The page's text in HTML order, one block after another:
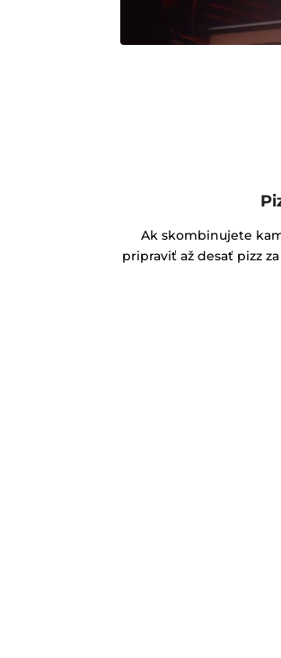
Ak skombinujete
pripraviť až desať pizz